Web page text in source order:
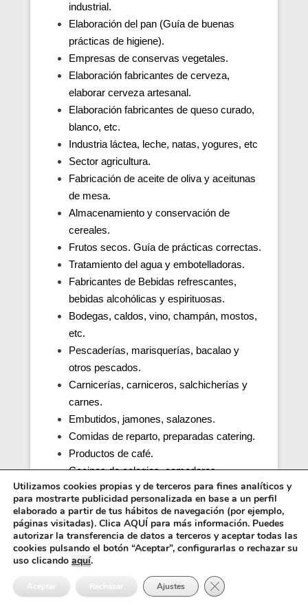
industrial.
Elaboración del pan (Guía de buenas
prácticas de higiene).
Empresas de conservas vegetales.
Elaboración fabricantes de cerveza,
elaborar cerveza artesanal.
Elaboración fabricantes de queso curado,
blanco, etc.
Industria láctea, leche, natas, yogures, etc
Sector agricultura.
Fabricación de aceite de oliva y aceitunas
de mesa.
Almacenamiento y conservación de
cereales.
Frutos secos. Guía de prácticas correctas.
Tratamiento del agua y embotelladoras.
Fabricantes de Bebidas refrescantes,
bebidas alcohólicas y espirituosas.
Bodegas, caldos, vino, champán, mostos,
etc.
Pescaderías, marisquerías, bacalao y
otros pescados.
Carnicerías, carniceros, salchicherías y
carnes.
Embutidos, jamones, salazones.
Comidas de reparto, preparadas catering.
Productos de café.
Cocinas de colegios, comedores
escolares, guarderías, parvularios.
Cocinas y comedores de residencias de
ancianos (tercera edad).
Cocina, obrador y comedor de hospitales y
penitenciarias.
Distribuidores alimentos, transporte y
distribución.
Utilizamos cookies propias y de terceros para fines analíticos y
para mostrarte publicidad personalizada en base a un perfil
elaborado a partir de tus hábitos de navegación (por ejemplo,
páginas visitadas). Clica AQUÍ para más información. Puedes
autorizar la transferencia de datos a terceros y aceptar todas las
cookies pulsando el botón “Aceptar”, configurarlas o rechazar su
uso clicando aquí.
Aceptar Rechazar Ajustes Cerrar el banner de